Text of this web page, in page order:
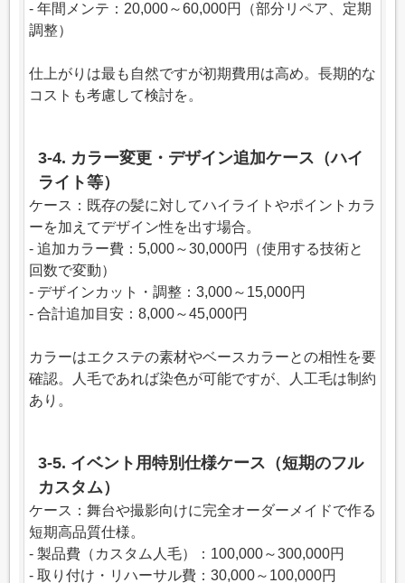
- 年間メンテ：20,000～60,000円（部分リペア、定期
調整）
仕上がりは最も自然ですが初期費用は高め。長期的な
コストも考慮して検討を。
3-4. カラー変更・デザイン追加ケース（ハイ
ライト等）
ケース：既存の髪に対してハイライトやポイントカラ
ーを加えてデザイン性を出す場合。
- 追加カラー費：5,000～30,000円（使用する技術と
回数で変動）
- デザインカット・調整：3,000～15,000円
- 合計追加目安：8,000～45,000円
カラーはエクステの素材やベースカラーとの相性を要
確認。人毛であれば染色が可能ですが、人工毛は制約
あり。
3-5. イベント用特別仕様ケース（短期のフル
カスタム）
ケース：舞台や撮影向けに完全オーダーメイドで作る
短期高品質仕様。
- 製品費（カスタム人毛）：100,000～300,000円
- 取り付け・リハーサル費：30,000～100,000円